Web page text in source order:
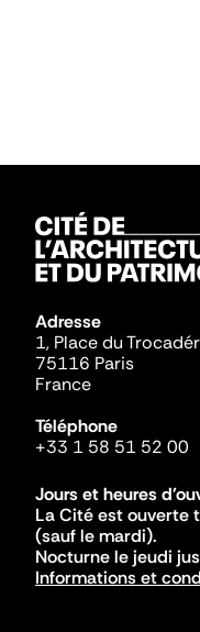
Adresse
1, Place du
75116 Paris
France
Téléphone
+33 1 58 51 52 00
Jours et heures
La Cité est ouverte
(sauf le mardi).
Nocturne le jeudi
Informations et